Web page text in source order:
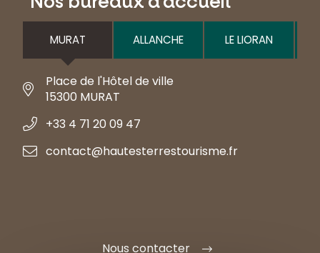
MURAT ALLANCHE LE LIORAN
Place de l'Hôtel de ville
15300 MURAT
+33 4 71 20 09 47
contact@hautesterrestourisme.fr
Nous contacter